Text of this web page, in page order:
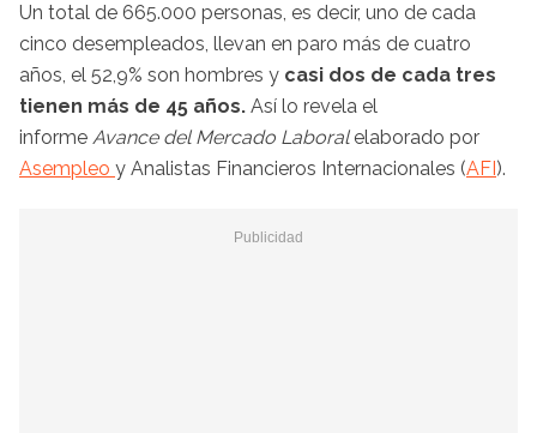
Un total de 665.000 personas, es decir, uno de cada
cinco desempleados, llevan en paro más de cuatro
años, el 52,9% son hombres y casi dos de cada tres
tienen más de 45 años. Así lo revela el
informe Avance del Mercado Laboral elaborado por
Asempleo y Analistas Financieros Internacionales (AFI ).